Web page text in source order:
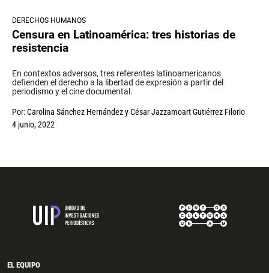
DERECHOS HUMANOS
Censura en Latinoamérica: tres historias de
resistencia
En contextos adversos, tres referentes latinoamericanos
defienden el derecho a la libertad de expresión a partir del
periodismo y el cine documental.
Por:Carolina Sánchez HernándezyCésar Jazzamoart Gutiérrez Filorio
4 junio, 2022
EL EQUIPO